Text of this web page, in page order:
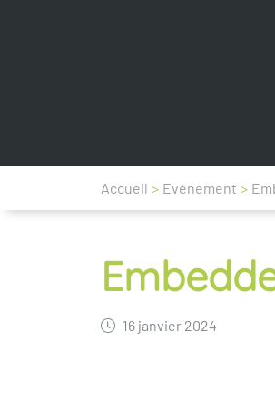
Accueil > Evènement >
16 janvier 2024